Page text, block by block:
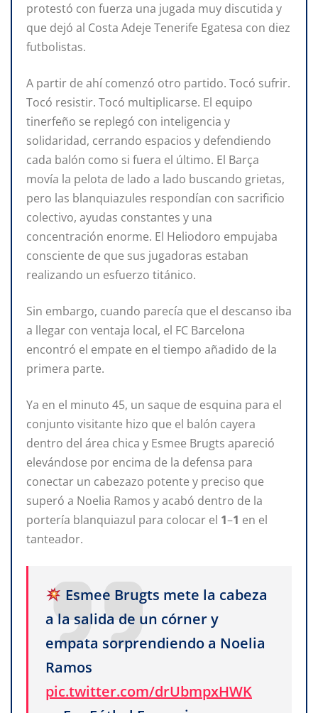
protestó con fuerza una jugada muy discutida y
que dejó al Costa Adeje Tenerife Egatesa con diez
futbolistas.
A partir de ahí comenzó otro partido. Tocó sufrir.
Tocó resistir. Tocó multiplicarse. El equipo
tinerfeño se replegó con inteligencia y
solidaridad, cerrando espacios y defendiendo
cada balón como si fuera el último. El Barça
movía la pelota de lado a lado buscando grietas,
pero las blanquiazules respondían con sacrificio
colectivo, ayudas constantes y una
concentración enorme. El Heliodoro empujaba
consciente de que sus jugadoras estaban
realizando un esfuerzo titánico.
Sin embargo, cuando parecía que el descanso iba
a llegar con ventaja local, el FC Barcelona
encontró el empate en el tiempo añadido de la
primera parte.
Ya en el minuto 45, un saque de esquina para el
conjunto visitante hizo que el balón cayera
dentro del área chica y Esmee Brugts apareció
elevándose por encima de la defensa para
conectar un cabezazo potente y preciso que
superó a Noelia Ramos y acabó dentro de la
portería blanquiazul para colocar el 1–1 en el
tanteador.
Esmee Brugts mete la cabeza
a la salida de un córner y
empata sorprendiendo a Noelia
Ramos
pic.twitter.com/drUbmpxHWK